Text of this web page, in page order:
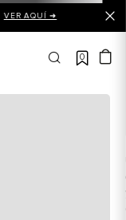
VER AQUÍ ➜
0